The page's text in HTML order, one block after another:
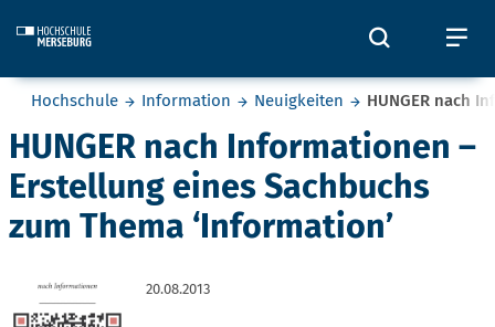
Öffnet
Sie befinden sich hier:
Hochschule Information Neuigkeiten HUNGER nach
HUNGER nach Informationen –
Erstellung eines Sachbuchs
zum Thema ‘Information’
20.08.2013